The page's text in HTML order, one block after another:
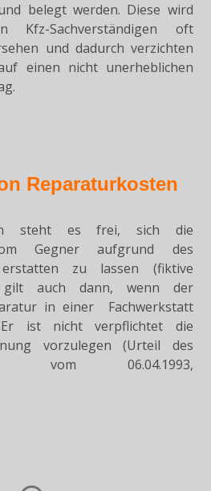
belegt werden. Diese wird
Kfz-Sachverständigen oft
und dadurch verzichten
einen nicht unerheblichen
Reparaturkosten
steht es frei, sich die
Gegner aufgrund des
erstatten zu lassen (fiktive
gilt auch dann, wenn der
in einer Fachwerkstatt
ist nicht verpflichtet die
vorzulegen (Urteil des
vom 06.04.1993,